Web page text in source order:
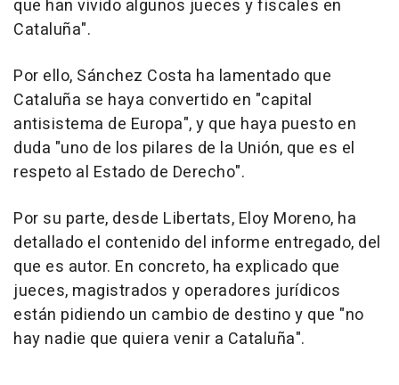
que han vivido algunos jueces y fiscales en
Cataluña".
Por ello, Sánchez Costa ha lamentado que
Cataluña se haya convertido en "capital
antisistema de Europa", y que haya puesto en
duda "uno de los pilares de la Unión, que es el
respeto al Estado de Derecho".
Por su parte, desde Libertats, Eloy Moreno, ha
detallado el contenido del informe entregado, del
que es autor. En concreto, ha explicado que
jueces, magistrados y operadores jurídicos
están pidiendo un cambio de destino y que "no
hay nadie que quiera venir a Cataluña".